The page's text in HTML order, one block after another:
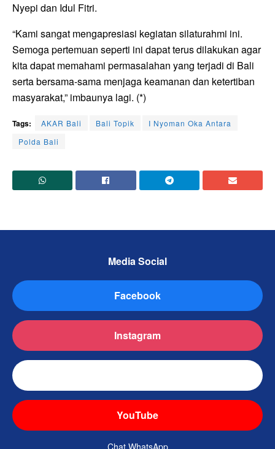
Nyepi dan Idul Fitri.
“Kami sangat mengapresiasi kegiatan silaturahmi ini.
Semoga pertemuan seperti ini dapat terus dilakukan agar
kita dapat memahami permasalahan yang terjadi di Bali
serta bersama-sama menjaga keamanan dan ketertiban
masyarakat,” imbaunya lagi. (*)
Tags: AKAR Bali Bali Topik
I Nyoman Oka Antara
Polda Bali
Media Social
Facebook
Instagram
YouTube